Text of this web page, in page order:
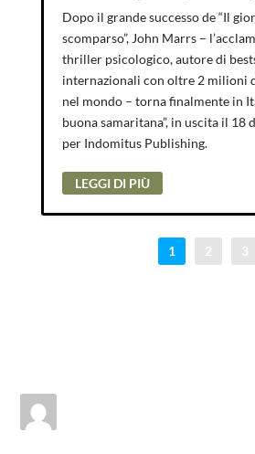
Dopo il grande successo de “Il
scomparso”, John Marrs –
thriller psicologico, autore di
internazionali con oltre 2 milioni
nel mondo – torna finalmente in
buona samaritana”, in uscita il 18
per Indomitus Publishing.
LEGGI DI PIÙ
1 2 3